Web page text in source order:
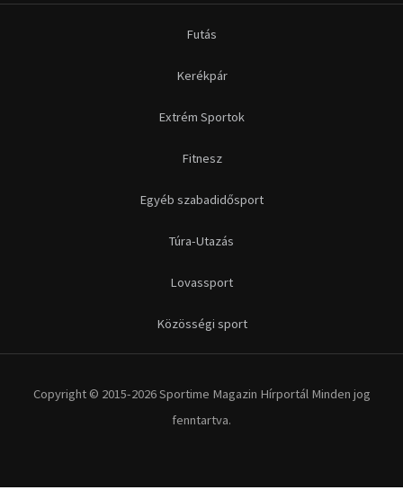
Futás
Kerékpár
Extrém Sportok
Fitnesz
Egyéb szabadidősport
Túra-Utazás
Lovassport
Közösségi sport
Copyright © 2015-2026 Sportime Magazin Hírportál Minden jog
fenntartva.